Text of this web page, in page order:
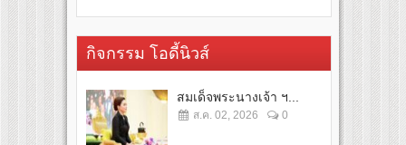
กิจกรรม โอดี้นิวส์
สมเด็จพระนางเจ้า ฯ...
ส.ค. 02, 2026 0